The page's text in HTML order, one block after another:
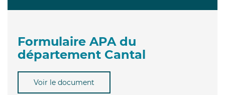
Formulaire APA du
département Cantal
Voir le document